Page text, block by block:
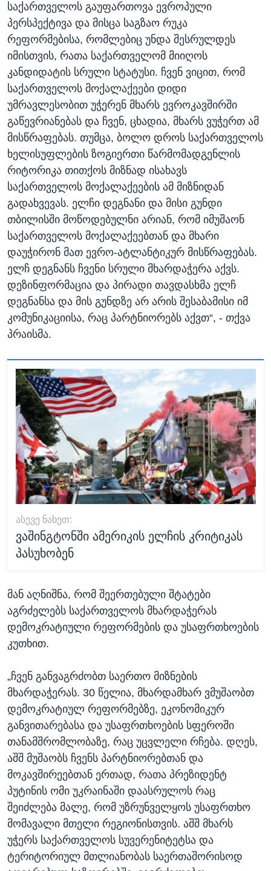
საქართველოს გაუფართოვა ევროპული
პერსპექტივა და მისცა საგზაო რუკა
რეფორმებისა, რომლებიც უნდა შესრულდეს
იმისთვის, რათა საქართველომ მიიღოს
კანდიდატის სრული სტატუსი. ჩვენ ვიცით, რომ
საქართველოს მოქალაქეები დიდი
უმრავლესობით უჭერენ მხარს ევროკავშირში
გაწევრიანებას და ჩვენ, ცხადია, მხარს ვუჭერთ ამ
მისწრაფებას. თუმცა, ბოლო დროს საქართველოს
ხელისუფლების ზოგიერთი წარმომადგენლის
რიტორიკა თითქოს მიზნად ისახავს
საქართველოს მოქალაქეების ამ მიზნიდან
გადახვევას. ელჩი დეგნანი და მისი გუნდი
თბილისში მოწოდებულნი არიან, რომ იმუშაონ
საქართველოს მოქალაქეებთან და მხარი
დაუჭირონ მათ ევრო-ატლანტიკურ მისწრაფებას.
ელჩ დეგნანს ჩვენი სრული მხარდაჭერა აქვს.
დეზინფორმაცია და პირადი თავდასხმა ელჩ
დეგნანსა და მის გუნდზე არ არის შესაბამისი იმ
კომუნიკაციისა, რაც პარტნიორებს აქვთ“, - თქვა
პრაისმა.
ᲐᲡᲔᲕᲔ ᲜᲐᲮᲔᲗ:
ვაშინგტონში ამერიკის ელჩის კრიტიკას
პასუხობენ
მან აღნიშნა, რომ შეერთებული შტატები
აგრძელებს საქართველოს მხარდაჭერას
დემოკრატიული რეფორმების და უსაფრთხოების
კუთხით.
„ჩვენ განვაგრძობთ საერთო მიზნების
მხარდაჭერას. 30 წელია, მხარდამხარ ვმუშაობთ
დემოკრატიულ რეფორმებზე, ეკონომიკურ
განვითარებასა და უსაფრთხოების სფეროში
თანამშრომლობაზე, რაც უცვლელი რჩება. დღეს,
აშშ მუშაობს ჩვენს პარტნიორებთან და
მოკავშირეებთან ერთად, რათა პრეზიდენტ
პუტინის ომი უკრაინაში დაასრულოს რაც
შეიძლება მალე, რომ უზრუნველყოს უსაფრთხო
მომავალი მთელი რეგიონისთვის. აშშ მხარს
უჭერს საქართველოს სუვერენიტეტსა და
ტერიტორიულ მთლიანობას საერთაშორისოდ